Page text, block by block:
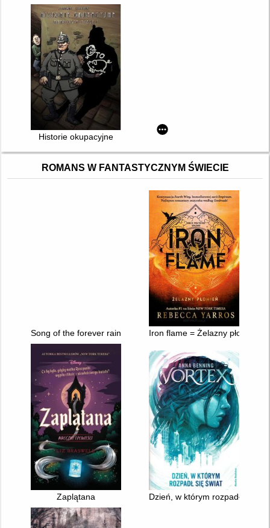
Historie okupacyjne
ROMANS W FANTASTYCZNYM ŚWIECIE
Song of the forever rains Iron flame = Żelazny płomień
Zaplątana Dzień, w którym rozpadł się